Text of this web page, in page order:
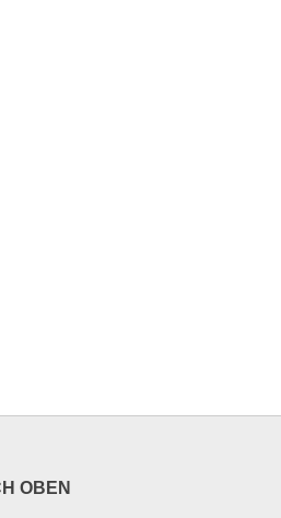
OBEN